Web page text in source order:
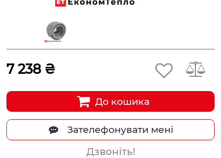
7 238 ₴
До кошика
Зателефонувати мені
Дзвоніть!